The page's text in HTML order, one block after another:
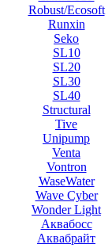
Robust/Ecosoft
Runxin
Seko
SL10
SL20
SL30
SL40
Structural
Tive
Unipump
Venta
Vontron
WaseWater
Wave Cyber
Wonder Light
Аквабосс
Аквабрайт